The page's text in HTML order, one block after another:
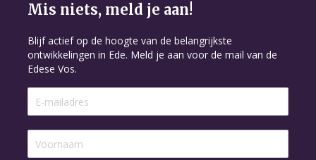
Mis niets, meld je aan!
Blijf actief op de hoogte van de belangrijkste
ontwikkelingen in Ede. Meld je aan voor de mail van de
Edese Vos.